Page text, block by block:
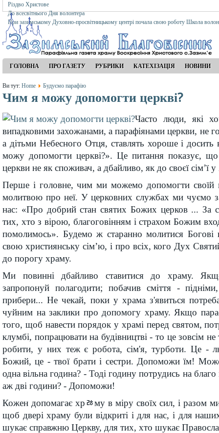
Різдво Христове
До всесвітнього Дня волонтера
При зазимському Духовно-просвітницькому центрі почала свою роботу Школа
ГОЛОВНА ПРО ГАЗЕТУ РУБРИКИ КАТЕХІЗАЦІЯ НОВИНИ
Ви тут: Home Будуємо парафію
Чим я можу допомогти церкві?
Часто люди, які
випадковими захожанами, а парафіянами церкви, не
а дітьми Небесного Отця, ставлять хороше і
можу допомогти церкві?». Це питання показує,
церкви не як споживач, а дбайливо, як до своєї сім’ї у
Перше і головне, чим ми можемо допомогти своїй
молитвою про неї. У церковних службах ми чуємо
нас: «Про добрий стан святих Божих церков ... За
тих, хто з вірою, благоговінням і страхом Божим
помолимось». Будемо ж старанно молитися
свою християнську сім’ю, і про всіх, кого Дух
до порогу храму.
Ми повинні дбайливо ставитися до храму.
запропонуй полагодити; побачив сміття -
прибери... Не чекай, поки у храма з'явиться
чуйним на заклики про допомогу храму. Якщо
того, щоб навести порядок у храмі перед святом,
клумбі, попрацювати на будівництві - то це зовсім
робити, у них теж є робота, сім'я, турботи. Це -
Божий, це - твої брати і сестри. Допоможи їм!
одна вільна година? - Тоді годину потрудись на
аж дві години? - Допоможи!
Кожен допомагає хрﾰму в міру своїх сил, і разом
щоб двері храму були відкриті і для нас, і для
шукає справжню Церкву, для тих, хто шукає